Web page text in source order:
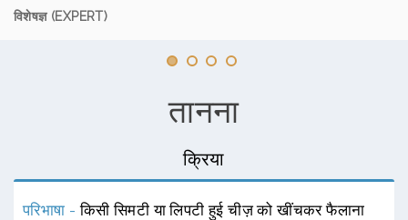
विशेषज्ञ (EXPERT)
तानना
क्रिया
परिभाषा -किसी सिमटी या लिपटी हुई चीज़ को खींचकर फैलाना